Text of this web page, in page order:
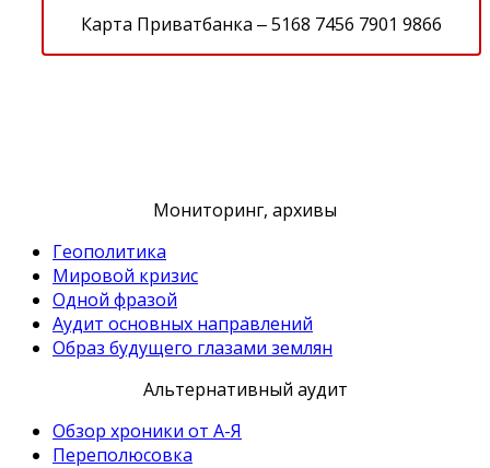
Карта Приватбанка ‒ 5168 7456 7901 9866
Мониторинг, архивы
Геополитика
Мировой кризис
Одной фразой
Аудит основных направлений
Образ будущего глазами землян
Альтернативный аудит
Обзор хроники от А-Я
Переполюсовка